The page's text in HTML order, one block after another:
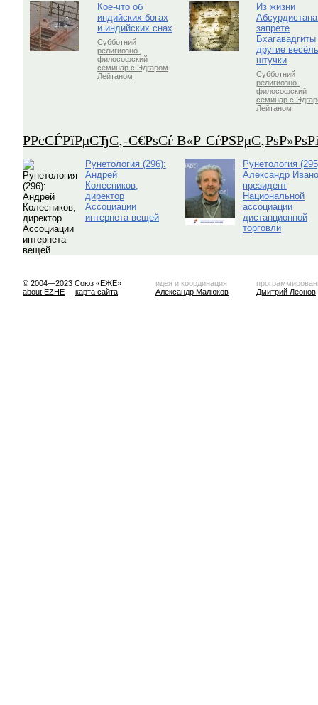
Кое-что об
индийских богах
и индийских снах
Субботний
религиозно-
философский
семинар с Эдгаром
Лейтаном
Из жизни
запрете
Бхагавадгиты
другие
штучки
Субботний
религиозно-
философский
семинар с
Лейтаном
Р­РєСЃРїРµСЂС‚-С€РѕСѓ В«Р
Рунетология (296):
Андрей
Колесников,
директор
Ассоциации
интернета вещей
Рунетология
Александр
президент
Национальной
ассоциации
дистанционной
торговли
© 2004—2023 Союз «ЕЖЕ»
about EZHE | карта сайта
идея и координация
Александр Малюков
Дмитрий Леонов